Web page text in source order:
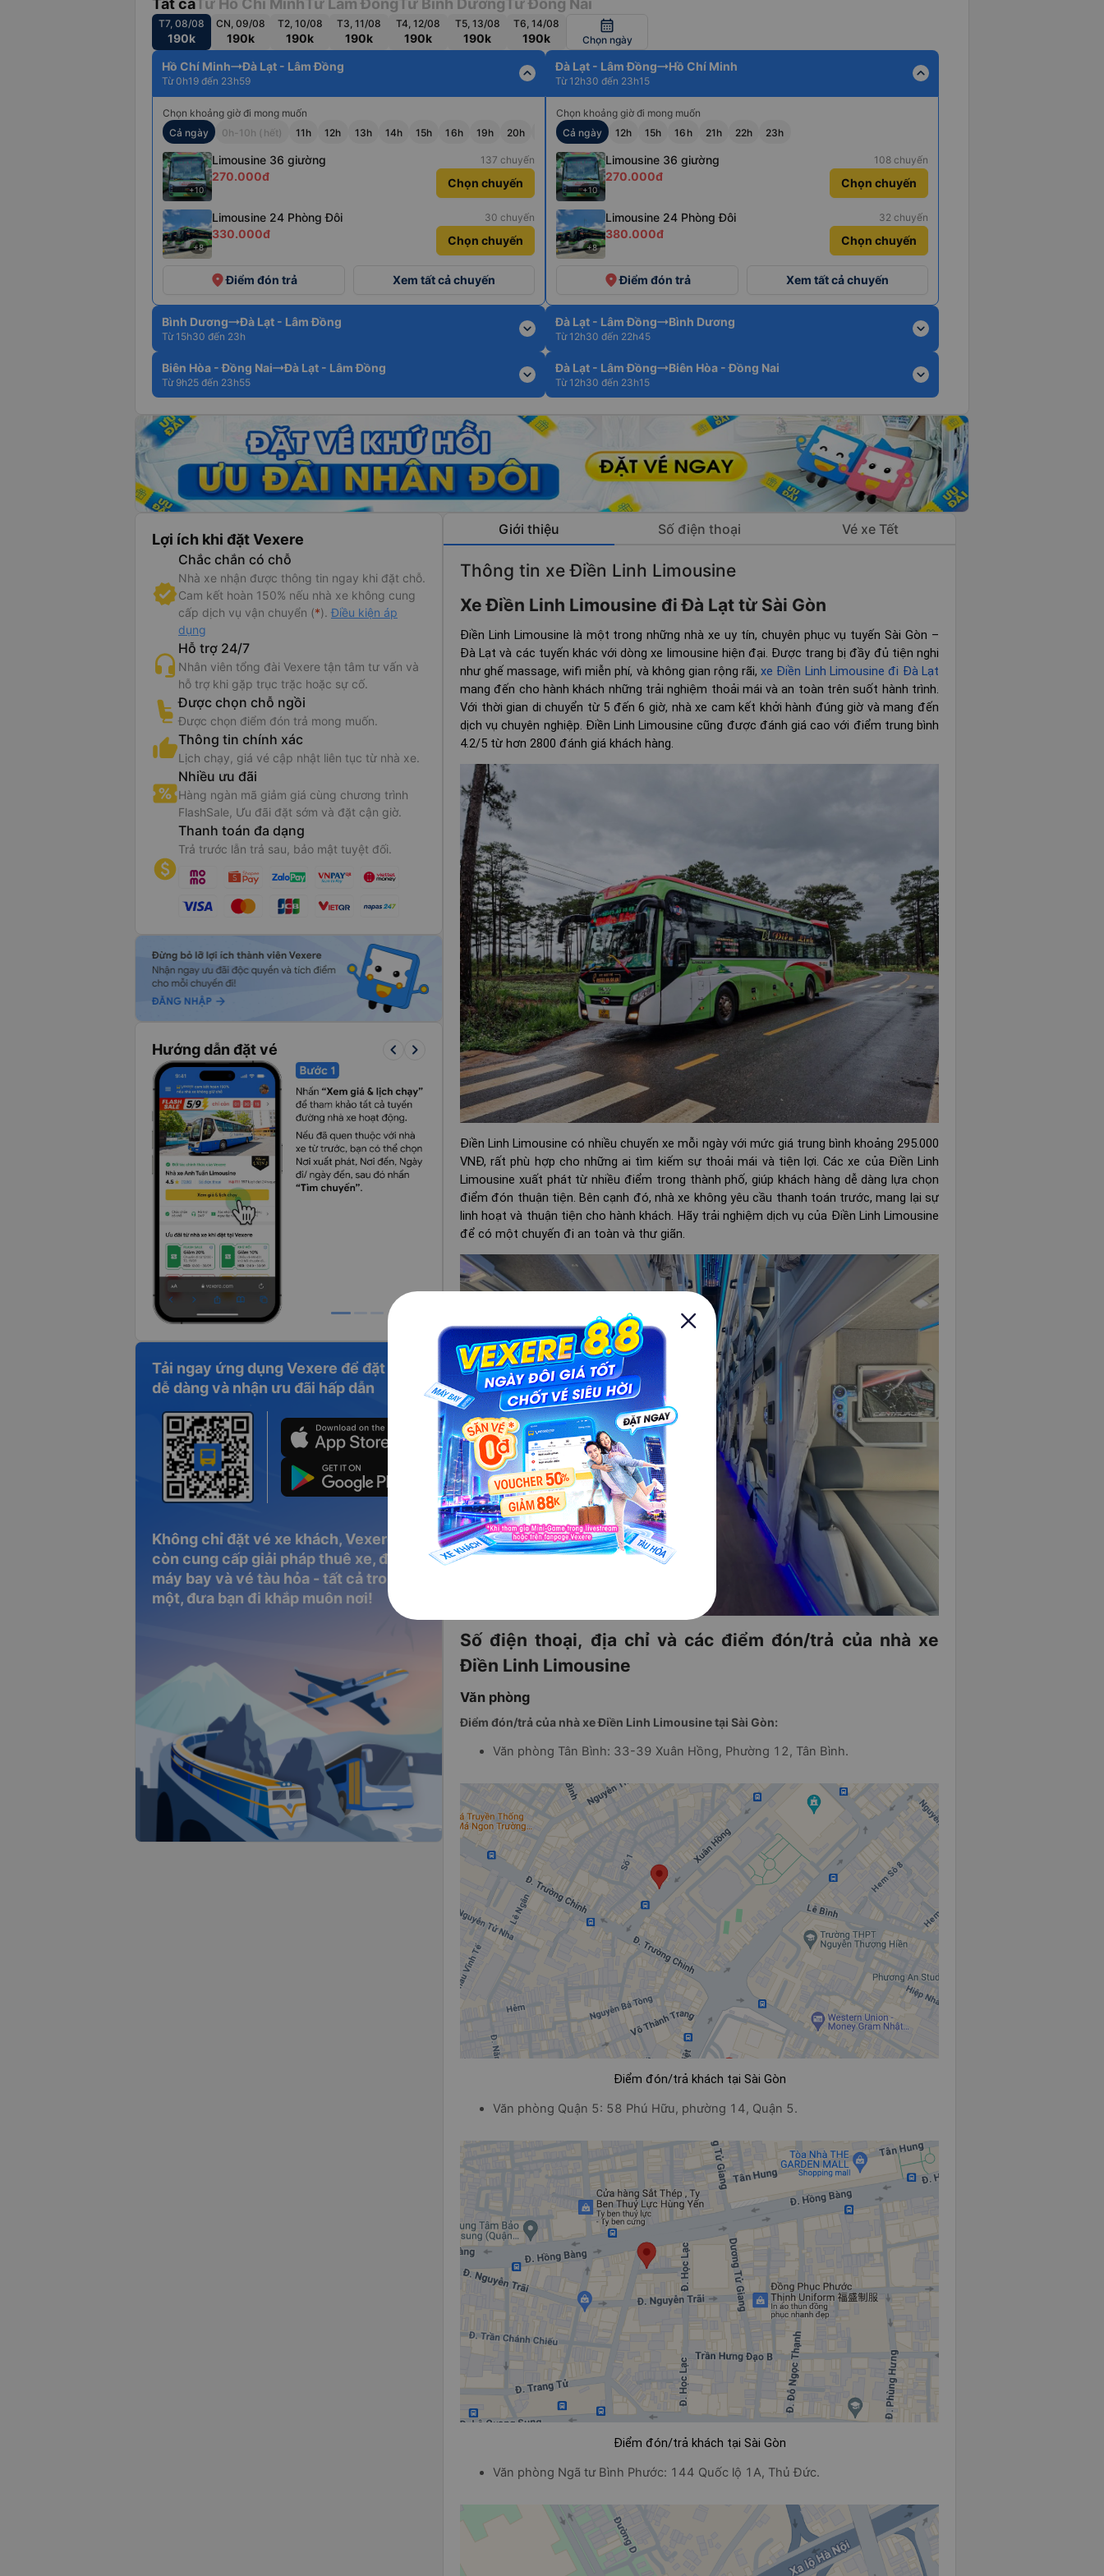
Tất cảTừ Hồ Chí MinhTừ Lâm ĐồngTừ Bình DươngTừ Đồng Nai
T7, 08/08
190k
CN, 09/08
190k
T2, 10/08
190k
T3, 11/08
190k
T4, 12/08
190k
T5, 13/08
190k
T6, 14/08
190k
calendar_month
Chọn ngày
Hồ Chí Minh Đà Lạt - Lâm Đồng
Từ 0h19 đến 23h59 expand_less
Chọn khoảng giờ đi mong muốn
Cả ngày
0h-10h (hết) 11h 12h 13h 14h 15h 16h 19h 20h 22h 23h
+10
Limousine 36 giường 137 chuyến
270.000đ Chọn chuyến
+8
Limousine 24 Phòng Đôi 30 chuyến
330.000đ Chọn chuyến
placeĐiểm đón trả Xem tất cả chuyến
Đà Lạt - Lâm Đồng Hồ Chí Minh
Từ 12h30 đến 23h15 expand_less
Chọn khoảng giờ đi mong muốn
Cả ngày
12h 15h 16h 21h 22h 23h
+10
Limousine 36 giường 108 chuyến
270.000đ Chọn chuyến
+8
Limousine 24 Phòng Đôi 32 chuyến
380.000đ Chọn chuyến
placeĐiểm đón trả Xem tất cả chuyến
Bình Dương Đà Lạt - Lâm Đồng
Từ 15h30 đến 23h expand_more Đà Lạt - Lâm Đồng Bình Dương
Từ 12h30 đến 22h45 expand_more
Biên Hòa - Đồng Nai Đà Lạt - Lâm Đồng
Từ 9h25 đến 23h55 expand_more Đà Lạt - Lâm Đồng Biên Hòa - Đồng Nai
Từ 12h30 đến 23h15 expand_more
Lợi ích khi đặt Vexere
Chắc chắn có chỗ
Nhà xe nhận được thông tin ngay khi đặt chỗ.
Cam kết hoàn 150% nếu nhà xe không cung
cấp dịch vụ vận chuyển (*). Điều kiện áp
dụng
Hỗ trợ 24/7
Nhân viên tổng đài Vexere tận tâm tư vấn và
hỗ trợ khi gặp trục trặc hoặc sự cố.
Được chọn chỗ ngồi
Được chọn điểm đón trả mong muốn.
Thông tin chính xác
Lịch chạy, giá vé cập nhật liên tục từ nhà xe.
Nhiều ưu đãi
Hàng ngàn mã giảm giá cùng chương trình
FlashSale, Ưu đãi đặt sớm và đặt cận giờ.
Thanh toán đa dạng
Trả trước lẫn trả sau, bảo mật tuyệt đối.
Hướng dẫn đặt vé keyboard_arrow_left keyboard_arrow_right
Tải ngay ứng dụng Vexere để đặt vé
dễ dàng và nhận ưu đãi hấp dẫn
Không chỉ đặt vé xe khách, Vexere
còn cung cấp giải pháp thuê xe, đặt vé
máy bay và vé tàu hỏa - tất cả trong
một, đưa bạn đi khắp muôn nơi!
Giới thiệu Số điện thoại Vé xe Tết
Thông tin xe Điền Linh Limousine
Xe Điền Linh Limousine đi Đà Lạt từ Sài Gòn
Điền Linh Limousine là một trong những nhà xe uy tín, chuyên phục vụ tuyến Sài Gòn –
Đà Lạt và các tuyến khác với dòng xe limousine hiện đại. Được trang bị đầy đủ tiện nghi
như ghế massage, wifi miễn phí, và không gian rộng rãi, xe Điền Linh Limousine đi Đà Lạt
mang đến cho hành khách những trải nghiệm thoải mái và an toàn trên suốt hành trình.
Với thời gian di chuyển từ 5 đến 6 giờ, nhà xe cam kết khởi hành đúng giờ và mang đến
dịch vụ chuyên nghiệp. Điền Linh Limousine cũng được đánh giá cao với điểm trung bình
4.2/5 từ hơn 2800 đánh giá khách hàng.
Điền Linh Limousine có nhiều chuyến xe mỗi ngày với mức giá trung bình khoảng 295.000
VNĐ, rất phù hợp cho những ai tìm kiếm sự thoải mái và tiện lợi. Các xe của Điền Linh
Limousine xuất phát từ nhiều điểm trong thành phố, giúp khách hàng dễ dàng lựa chọn
điểm đón thuận tiện. Bên cạnh đó, nhà xe không yêu cầu thanh toán trước, mang lại sự
linh hoạt và thuận tiện cho hành khách. Hãy trải nghiệm dịch vụ của Điền Linh Limousine
để có một chuyến đi an toàn và thư giãn​.
Số điện thoại, địa chỉ và các điểm đón/trả của nhà xe
Điền Linh Limousine
Văn phòng
Điểm đón/trả của nhà xe Điền Linh Limousine tại Sài Gòn:
Văn phòng Tân Bình: 33-39 Xuân Hồng, Phường 12, Tân Bình.
Điểm đón/trả khách tại Sài Gòn
Văn phòng Quận 5: 58 Phú Hữu, phường 14, Quận 5.
Điểm đón/trả khách tại Sài Gòn
Văn phòng Ngã tư Bình Phước: 144 Quốc lộ 1A, Thủ Đức.